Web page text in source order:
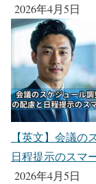
2026年4月5日
【英文】会議
日程提示のスマ
2026年4月5日